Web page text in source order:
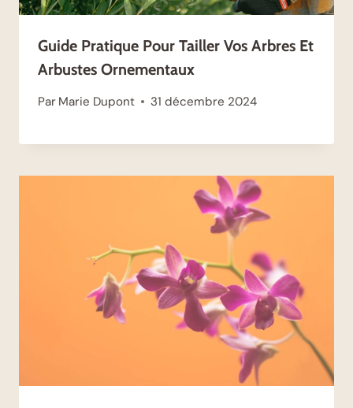
Guide Pratique Pour Tailler Vos Arbres Et
Arbustes Ornementaux
Par Marie Dupont 31 décembre 2024